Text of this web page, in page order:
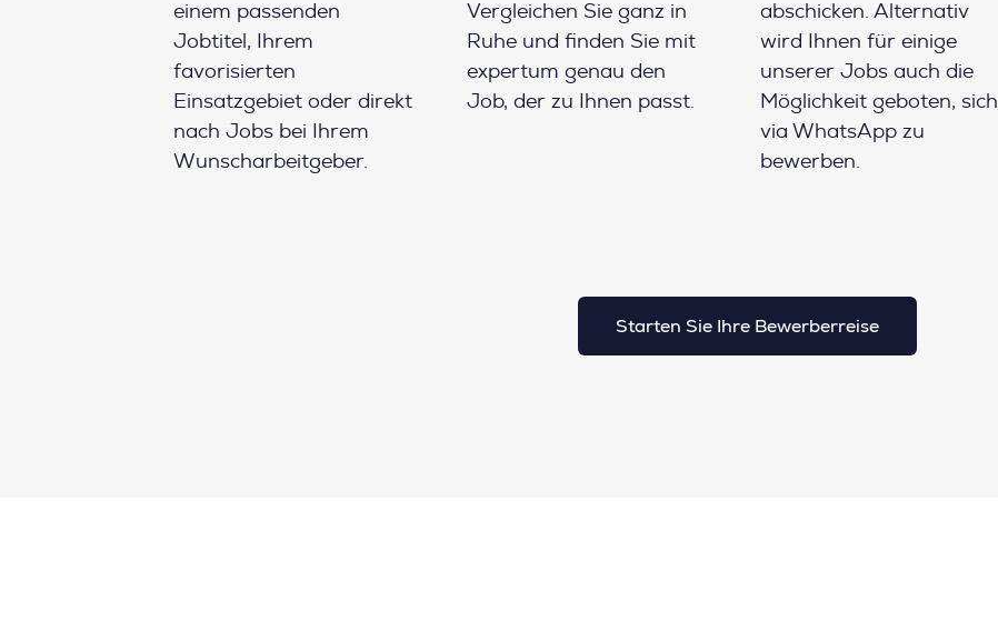
einem passenden
Jobtitel, Ihrem
favorisierten
Einsatzgebiet oder direkt
nach Jobs bei Ihrem
Wunscharbeitgeber.
Vergleichen Sie ganz in
Ruhe und finden Sie mit
expertum genau den
Job, der zu Ihnen passt.
abschicken. Alternativ
wird Ihnen für einige
unserer Jobs auch die
Möglichkeit geboten, sich
via WhatsApp zu
bewerben.
Starten Sie Ihre Bewerberreise